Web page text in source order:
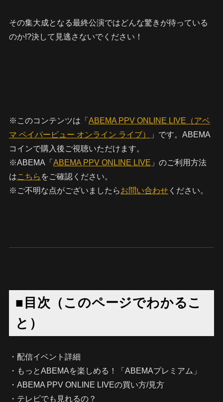
その集大成となる最終公演ではどんな驚きが待っている
のか!?決して見逃さないでください！
※このコンテンツは「 ABEMA PPV ONLINE LIVE（アベ
マ ペイパービュー オンライン ライブ）
」です。ABEMA
コインで購入後ご視聴いただけます。
※ABEMA「 ABEMA PPV ONLINE LIVE 」のご利用方法
はこちら をご確認ください。
※ご不明な点がございましたらお問い合わせください。
■目次（このページでわかるこ
と）
・配信イベント詳細
・もっとABEMAを楽しめる！「ABEMAプレミアム」
・ABEMA PPV ONLINE LIVEの買い方/見方
・テレビでも見れるの？